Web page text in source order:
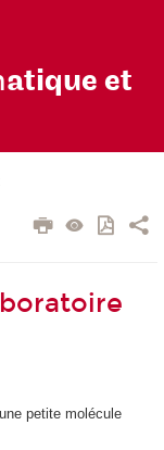
atique et
petite molécule